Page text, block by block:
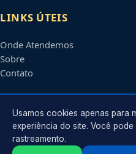
LINKS ÚTEIS
Onde Atendemos
Sobre
Contato
CONTATO
Atendimento em
Usamos cookies apenas para
experiência do site. Você
rastreamento.